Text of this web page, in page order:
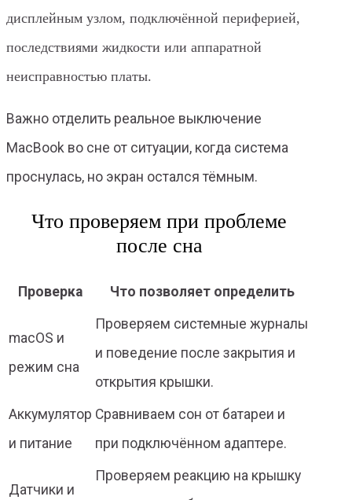
дисплейным узлом, подключённой периферией,
последствиями жидкости или аппаратной
неисправностью платы.
Важно отделить реальное выключение
MacBook во сне от ситуации, когда система
проснулась, но экран остался тёмным.
Что проверяем при проблеме
после сна
Проверка Что позволяет определить
macOS и
режим сна
Проверяем системные журналы
и поведение после закрытия и
открытия крышки.
Аккумулятор
и питание
Сравниваем сон от батареи и
при подключённом адаптере.
Датчики и
Проверяем реакцию на крышку